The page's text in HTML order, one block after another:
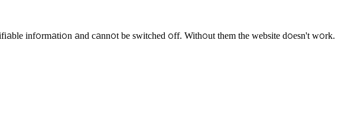
information and cannot be switched off. Without them the website doesn't work.